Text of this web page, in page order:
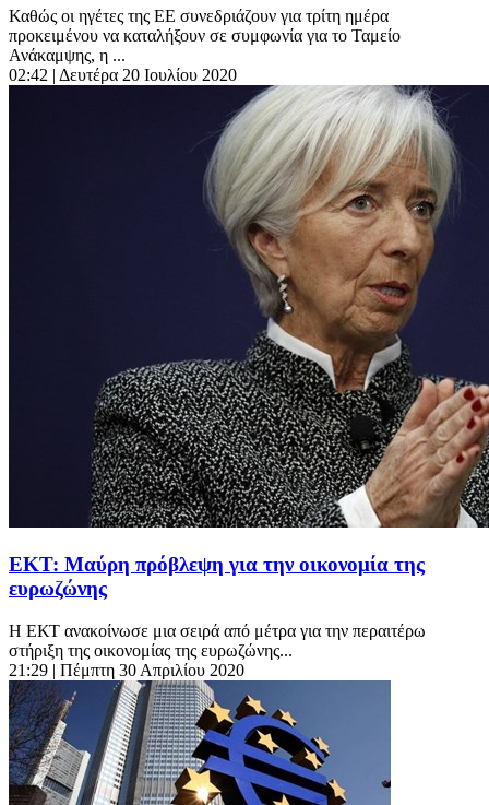
Καθώς οι ηγέτες της ΕΕ συνεδριάζουν για τρίτη ημέρα
προκειμένου να καταλήξουν σε συμφωνία για το Ταμείο
Ανάκαμψης, η ...
02:42 | Δευτέρα 20 Ιουλίου 2020
EKT: Μαύρη πρόβλεψη για την οικονομία της
ευρωζώνης
Η ΕΚΤ ανακοίνωσε μια σειρά από μέτρα για την περαιτέρω
στήριξη της οικονομίας της ευρωζώνης...
21:29 | Πέμπτη 30 Απριλίου 2020